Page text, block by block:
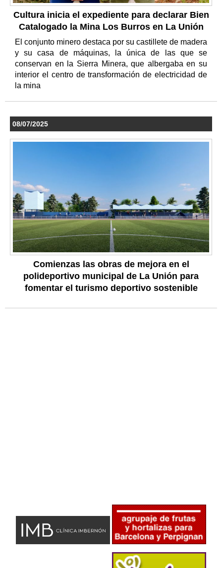
Cultura inicia el expediente para declarar Bien
Catalogado la Mina Los Burros en La Unión
El conjunto minero destaca por su castillete de madera
y su casa de máquinas, la única de las que se
conservan en la Sierra Minera, que albergaba en su
interior el centro de transformación de electricidad de
la mina
08/07/2025
Comienzas las obras de mejora en el
polideportivo municipal de La Unión para
fomentar el turismo deportivo sostenible